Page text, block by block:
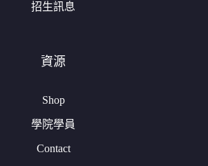
招生訊息
資源
Shop
學院學員
Contact